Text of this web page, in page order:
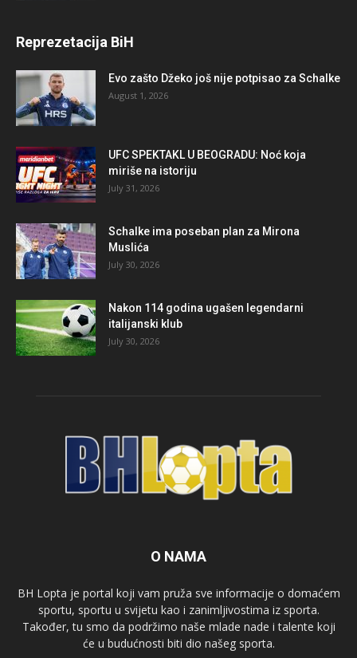
Reprezetacija BiH
Evo zašto Džeko još nije potpisao za Schalke
August 1, 2026
UFC SPEKTAKL U BEOGRADU: Noć koja
miriše na istoriju
July 31, 2026
Schalke ima poseban plan za Mirona
Muslića
July 30, 2026
Nakon 114 godina ugašen legendarni
italijanski klub
July 30, 2026
O NAMA
BH Lopta je portal koji vam pruža sve informacije o domaćem
sportu, sportu u svijetu kao i zanimljivostima iz sporta.
Također, tu smo da podržimo naše mlade nade i talente koji
će u budućnosti biti dio našeg sporta.